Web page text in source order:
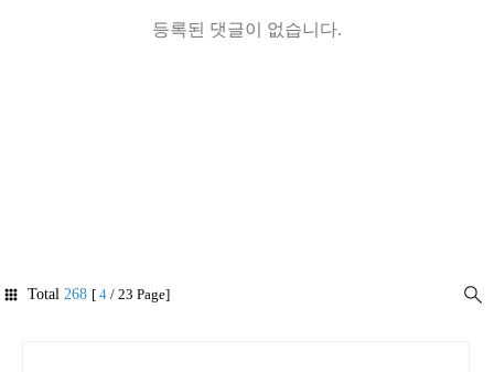
등록된 댓글이 없습니다.
Total 268 [ 4 / 23 Page]